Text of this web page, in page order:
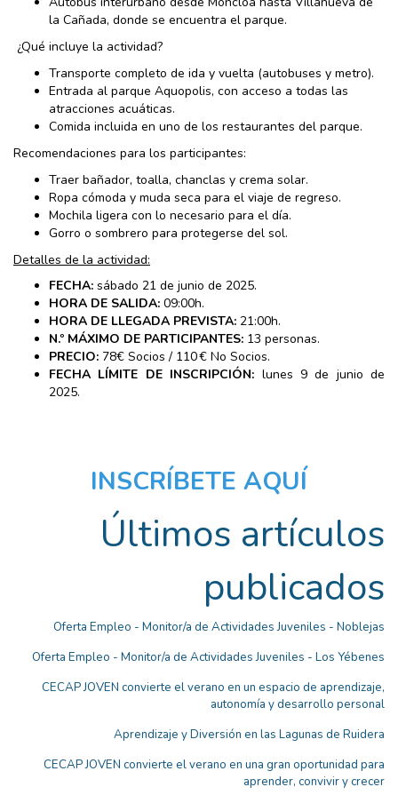
la Cañada, donde se encuentra el parque.
¿Qué incluye la actividad?
Transporte completo de ida y vuelta (autobuses y metro).
Entrada al parque Aquopolis, con acceso a todas las
atracciones acuáticas.
Comida incluida en uno de los restaurantes del parque.
Recomendaciones para los participantes:
Traer bañador, toalla, chanclas y crema solar.
Ropa cómoda y muda seca para el viaje de regreso.
Mochila ligera con lo necesario para el día.
Gorro o sombrero para protegerse del sol.
Detalles de la actividad:
FECHA: sábado 21 de junio de 2025.
HORA DE SALIDA: 09:00h.
HORA DE LLEGADA PREVISTA: 21:00h.
N.º MÁXIMO DE PARTICIPANTES: 13 personas.
PRECIO: 78€ Socios / 110 € No Socios.
FECHA LÍMITE DE INSCRIPCIÓN: lunes 9 de junio de
2025.
INSCRÍBETE AQUÍ
Últimos artículos
publicados
Oferta Empleo - Monitor/a de Actividades Juveniles - Noblejas
Oferta Empleo - Monitor/a de Actividades Juveniles - Los Yébenes
CECAP JOVEN convierte el verano en un espacio de aprendizaje,
autonomía y desarrollo personal
Aprendizaje y Diversión en las Lagunas de Ruidera
CECAP JOVEN convierte el verano en una gran oportunidad para
aprender, convivir y crecer